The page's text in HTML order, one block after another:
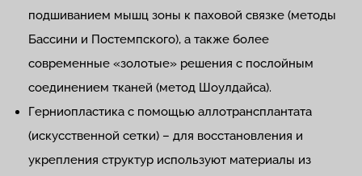
подшиванием мышц зоны к паховой связке (методы
Бассини и Постемпского), а также более
современные «золотые» решения с послойным
соединением тканей (метод Шоулдайса).
Герниопластика с помощью аллотрансплантата
(искусственной сетки) – для восстановления и
укрепления структур используют материалы из